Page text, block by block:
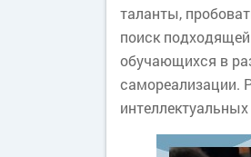
таланты,
поиск
обучающихся в
самореализации.